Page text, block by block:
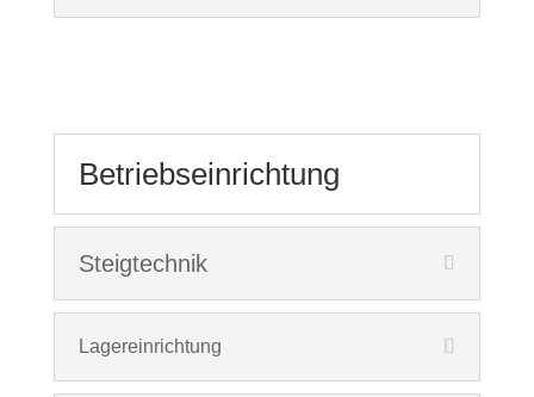
Betriebseinrichtung
Steigtechnik
Lagereinrichtung